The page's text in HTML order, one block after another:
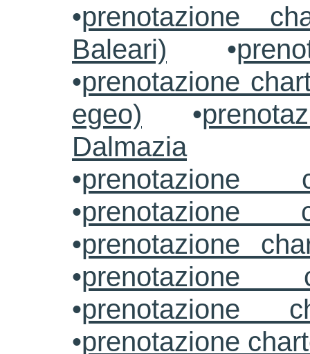
•prenotazione
Baleari) •
•prenotazione
egeo) •
Dalmazia
•prenotazione
•prenotazione
•prenotazione
•prenotazione
•prenotazione
•prenotazione